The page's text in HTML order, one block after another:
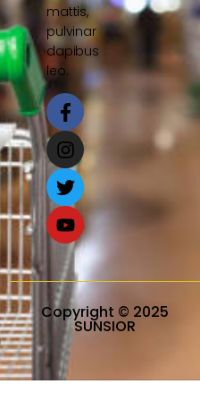
mattis,
pulvinar
dapibus
leo.
Copyright © 2025
SUNSIOR